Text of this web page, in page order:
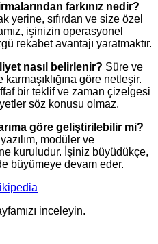
farkınız nedir?
yerine, sıfırdan ve size özel
işinizin operasyonel
rekabet avantajı yaratmaktır.
nasıl belirlenir? Süre ve
göre netleşir.
bir teklif ve zaman çizelgesi
söz konusu olmaz.
göre geliştirilebilir mi?
modüler ve
kuruludur. İşiniz büyüdükçe,
büyümeye devam eder.
inceleyin.